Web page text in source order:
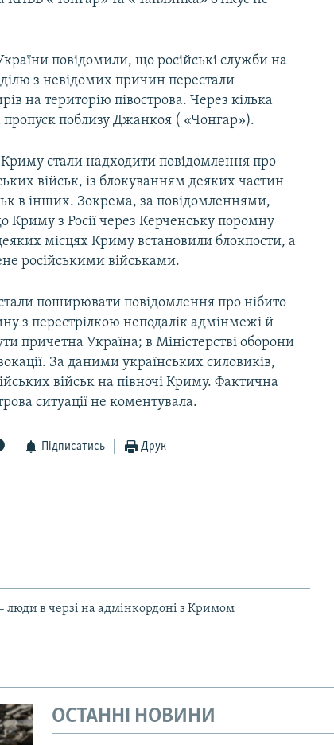
повідомили, що російські служби на
з невідомих причин перестали
на територію півострова. Через кілька
пропуск поблизу Джанкоя ( «Чонгар»).
стали надходити повідомлення про
військ, із блокуванням деяких частин
в інших. Зокрема, за повідомленнями,
Криму з Росії через Керченську поромну
місцях Криму встановили блокпости, а
російськими військами.
стали поширювати повідомлення про нібито
з перестрілкою неподалік адмінмежі й
причетна Україна; в Міністерстві оборони
За даними українських силовиків,
військ на півночі Криму. Фактична
ситуації не коментувала.
Підписатись Друк
люди в черзі на адмінкордоні з Кримом
ОСТАННІ НОВИНИ